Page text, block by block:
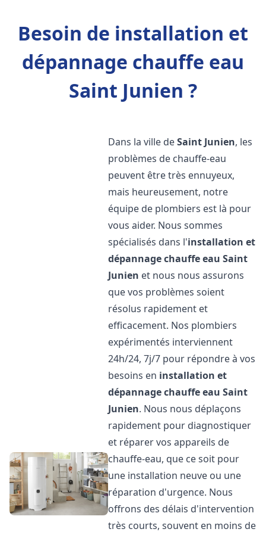
Besoin de installation et
dépannage chauffe eau
Saint Junien ?
Dans la ville deSaint Junien, les
problèmes de chauffe-eau
peuvent être très ennuyeux,
mais heureusement, notre
équipe de plombiers est là pour
vous aider. Nous sommes
spécialisés dans l'installation et
dépannage chauffe eau Saint
Junien et nous nous assurons
que vos problèmes soient
résolus rapidement et
efficacement. Nos plombiers
expérimentés interviennent
24h/24, 7j/7 pour répondre à vos
besoins en installation et
dépannage chauffe eau Saint
Junien. Nous nous déplaçons
rapidement pour diagnostiquer
et réparer vos appareils de
chauffe-eau, que ce soit pour
une installation neuve ou une
réparation d'urgence. Nous
offrons des délais d'intervention
très courts, souvent en moins de